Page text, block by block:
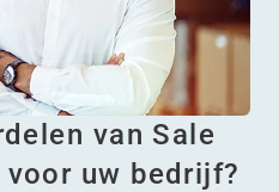
van Sale
uw bedrijf?